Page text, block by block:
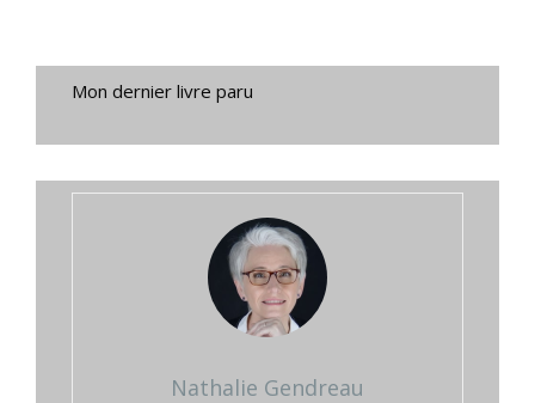
Mon dernier livre paru
Nathalie Gendreau